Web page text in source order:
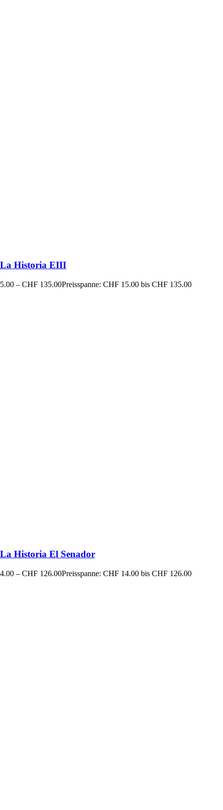
Historia EIII
– CHF 135.00Preisspanne: CHF 15.00 bis CHF 135.00
Historia El Senador
– CHF 126.00Preisspanne: CHF 14.00 bis CHF 126.00